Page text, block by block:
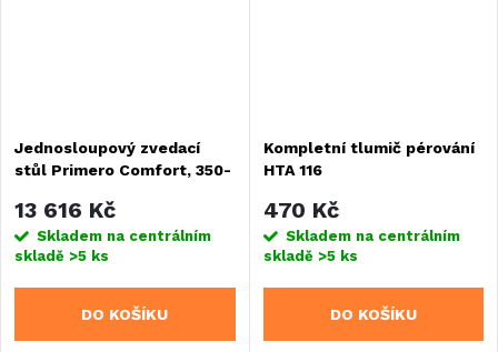
Jednosloupový zvedací
stůl Primero Comfort, 350-
13 616 Kč
Skladem na centrálním
skladě >5 ks
DO KOŠÍKU
Kompletní tlumič pérování
HTA 116
470 Kč
Skladem na centrálním
skladě >5 ks
DO KOŠÍKU